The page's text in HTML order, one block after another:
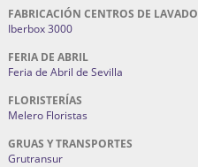
FABRICACIÓN CENTROS DE LAVADO
Iberbox 3000
FERIA DE ABRIL
Feria de Abril de Sevilla
FLORISTERÍAS
Melero Floristas
GRUAS Y TRANSPORTES
Grutransur